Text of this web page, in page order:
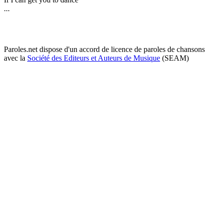
...
Paroles.net dispose d'un accord de licence de paroles de chansons
avec la Société des Editeurs et Auteurs de Musique (SEAM)